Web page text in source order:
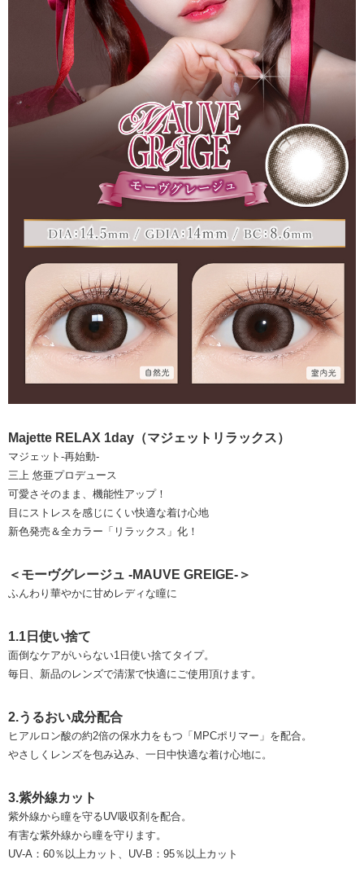
Majette RELAX 1day（マジェットリラックス）
マジェット-再始動-
三上 悠亜プロデュース
可愛さそのまま、機能性アップ！
目にストレスを感じにくい快適な着け心地
新色発売＆全カラー「リラックス」化！
＜モーヴグレージュ -MAUVE GREIGE-＞
ふんわり華やかに甘めレディな瞳に
1.1日使い捨て
面倒なケアがいらない1日使い捨てタイプ。
毎日、新品のレンズで清潔で快適にご使用頂けます。
2.うるおい成分配合
ヒアルロン酸の約2倍の保水力をもつ「MPCポリマー」を配合。
やさしくレンズを包み込み、一日中快適な着け心地に。
3.紫外線カット
紫外線から瞳を守るUV吸収剤を配合。
有害な紫外線から瞳を守ります。
UV-A：60％以上カット、UV-B：95％以上カット